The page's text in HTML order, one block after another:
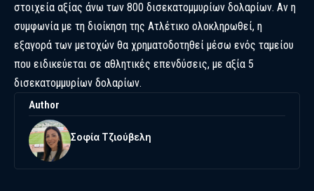
στοιχεία αξίας άνω των 800 δισεκατομμυρίων δολαρίων. Αν η
συμφωνία με τη διοίκηση της Ατλέτικο ολοκληρωθεί, η
εξαγορά των μετοχών θα χρηματοδοτηθεί μέσω ενός ταμείου
που ειδικεύεται σε αθλητικές επενδύσεις, με αξία 5
δισεκατομμυρίων δολαρίων.
Author
Σοφία Τζιούβελη